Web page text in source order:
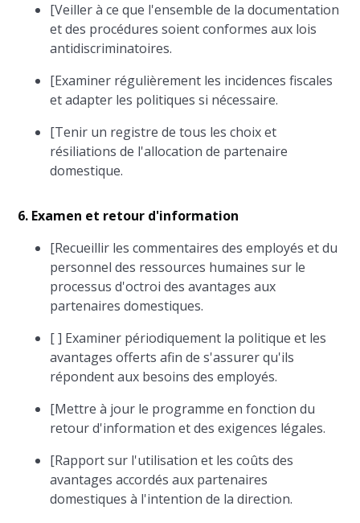
[Veiller à ce que l'ensemble de la documentation
et des procédures soient conformes aux lois
antidiscriminatoires.
[Examiner régulièrement les incidences fiscales
et adapter les politiques si nécessaire.
[Tenir un registre de tous les choix et
résiliations de l'allocation de partenaire
domestique.
6. Examen et retour d'information
[Recueillir les commentaires des employés et du
personnel des ressources humaines sur le
processus d'octroi des avantages aux
partenaires domestiques.
[ ] Examiner périodiquement la politique et les
avantages offerts afin de s'assurer qu'ils
répondent aux besoins des employés.
[Mettre à jour le programme en fonction du
retour d'information et des exigences légales.
[Rapport sur l'utilisation et les coûts des
avantages accordés aux partenaires
domestiques à l'intention de la direction.